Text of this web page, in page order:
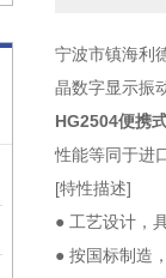
宁波市镇海利
晶数字显示振
HG2504便携
性能等同于进
[特性描述]
● 工艺设计，
● 按国标制造